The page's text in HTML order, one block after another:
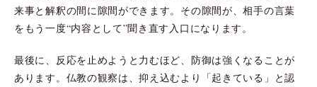
来事と解釈の間に隙間ができます。その隙間が、相手の言葉
をもう一度“内容として”聞き直す入口になります。
最後に、反応を止めようと力むほど、防御は強くなることが
あります。仏教の観察は、抑え込むより「起きている」と認